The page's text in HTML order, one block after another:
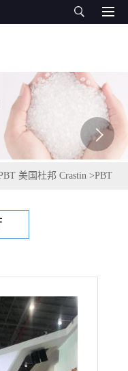
美国杜邦 Crastin >PBT